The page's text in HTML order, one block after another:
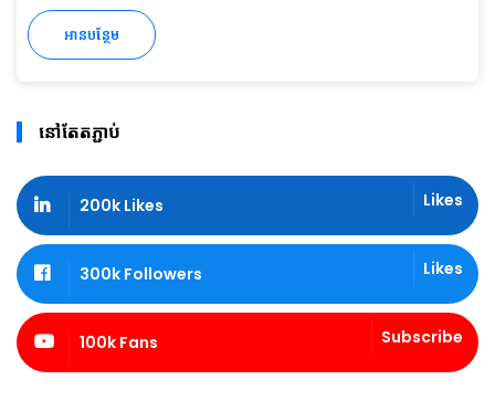
អានបន្ថែម
នៅតែតភ្ជាប់
200k Likes Likes
300k Followers Likes
100k Fans Subscribe